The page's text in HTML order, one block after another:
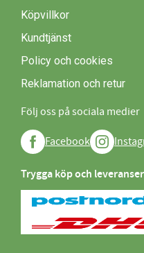
Köpvillkor
Kundtjänst
Policy och cookies
Reklamation och retur
Följ oss på sociala medier
Facebook
Trygga köp och leveranser